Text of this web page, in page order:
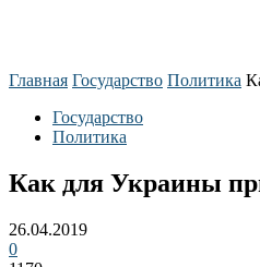
Главная Государство Политика
Государство
Политика
Как для Украины
26.04.2019
0